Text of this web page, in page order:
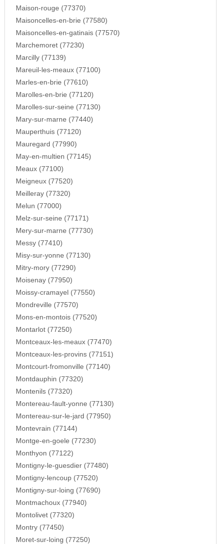
Maison-rouge (77370)
Maisoncelles-en-brie (77580)
Maisoncelles-en-gatinais (77570)
Marchemoret (77230)
Marcilly (77139)
Mareuil-les-meaux (77100)
Marles-en-brie (77610)
Marolles-en-brie (77120)
Marolles-sur-seine (77130)
Mary-sur-marne (77440)
Mauperthuis (77120)
Mauregard (77990)
May-en-multien (77145)
Meaux (77100)
Meigneux (77520)
Meilleray (77320)
Melun (77000)
Melz-sur-seine (77171)
Mery-sur-marne (77730)
Messy (77410)
Misy-sur-yonne (77130)
Mitry-mory (77290)
Moisenay (77950)
Moissy-cramayel (77550)
Mondreville (77570)
Mons-en-montois (77520)
Montarlot (77250)
Montceaux-les-meaux (77470)
Montceaux-les-provins (77151)
Montcourt-fromonville (77140)
Montdauphin (77320)
Montenils (77320)
Montereau-fault-yonne (77130)
Montereau-sur-le-jard (77950)
Montevrain (77144)
Montge-en-goele (77230)
Monthyon (77122)
Montigny-le-guesdier (77480)
Montigny-lencoup (77520)
Montigny-sur-loing (77690)
Montmachoux (77940)
Montolivet (77320)
Montry (77450)
Moret-sur-loing (77250)